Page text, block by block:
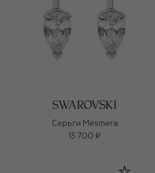
Серьги Mesmera
13 700 ₽